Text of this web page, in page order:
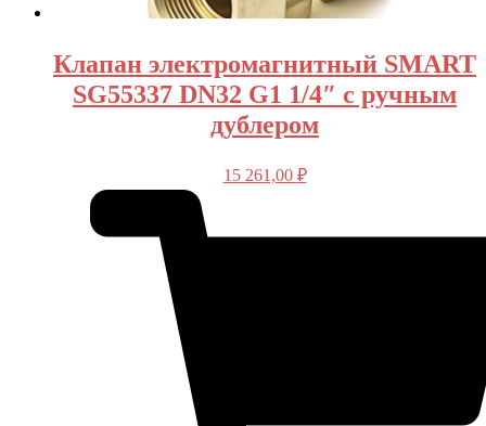
Клапан электромагнитный SMART
SG55337 DN32 G1 1/4″ с ручным
дублером
15 261,00 ₽